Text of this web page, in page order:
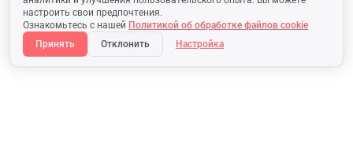
настроить свои предпочтения.
Ознакомьтесь с нашей Политикой об обработке файлов cookie
Принять
Отклонить Настройка